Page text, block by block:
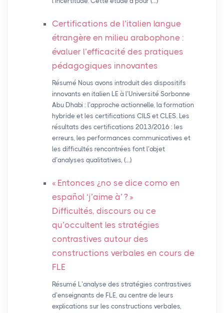
Certifications de l’italien langue
étrangère en milieu arabophone :
évaluer l’efficacité des pratiques
pédagogiques innovantes
Résumé Nous avons introduit des dispositifs
innovants en italien LE à l’Université Sorbonne
Abu Dhabi : l’approche actionnelle, la formation
hybride et les certifications CILS et CLES. Les
résultats des certifications 2013/2016 : les
erreurs, les performances communicatives et
les difficultés rencontrées font l’objet
d’analyses qualitatives, (…)
« Entonces ¿no se dice como en
español ‘j’aime à’ ? »
Difficultés, discours ou ce
qu’occultent les stratégies
contrastives autour des
constructions verbales en cours de
FLE
Résumé L’analyse des stratégies contrastives
d’enseignants de FLE, au centre de leurs
explications sur les constructions verbales,